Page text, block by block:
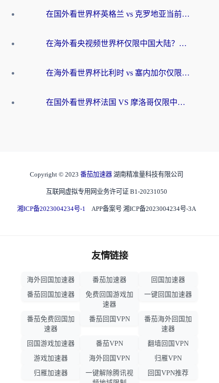
在国外看世界杯英格兰 vs 克罗地亚当前地区不可播放？这篇指南帮你搞定所有海外观赛难题
在海外看央视频世界杯仅限中国大陆？这篇指南帮你解锁中文解说+无卡顿直播
在海外看世界杯比利时 vs 塞内加尔仅限中国大陆？我找到了最流畅的中文解说之路
在国外看世界杯法国 VS 摩洛哥仅限中国大陆？海外党这样看中文解说赛事不卡顿
Copyright © 2023 番茄加速器 湖南精准量科技有限公司
互联网虚拟专用网业务许可证 B1-20231050
湘ICP备2023004234号-1 APP备案号 湘ICP备2023004234号-3A
友情链接
海外回国加速器 番茄加速器
回国加速器
番茄回国加速器
免费回国游戏加
速器
一键回国加速器
番茄免费回国加
速器
番茄回国VPN
番茄海外回国加
速器
回国游戏加速器
番茄VPN
翻墙回国VPN
游戏加速器
海外回国VPN
归雁VPN
归雁加速器
一键解除腾讯视
回国VPN推荐